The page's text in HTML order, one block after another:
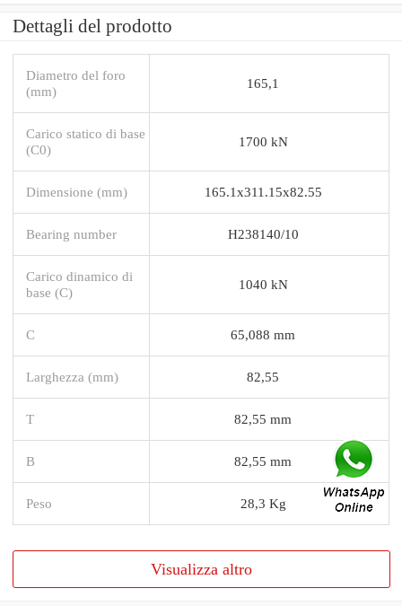
Dettagli del prodotto
Diametro del foro
(mm)
165,1
Carico statico di base
(C0)
1700 kN
Dimensione (mm) 165.1x311.15x82.55
Bearing number H238140/10
Carico dinamico di
base (C)
1040 kN
C 65,088 mm
Larghezza (mm) 82,55
T 82,55 mm
B 82,55 mm
Peso 28,3 Kg
Visualizza altro